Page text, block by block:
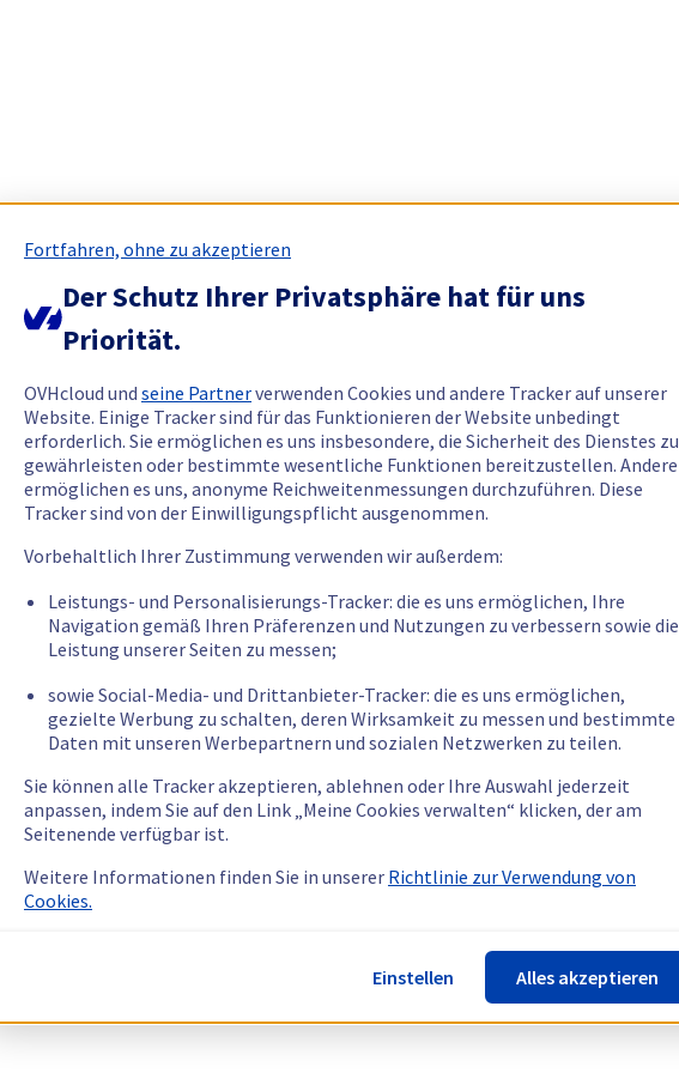
Fortfahren, ohne zu akzeptieren
Der Schutz Ihrer Privatsphäre hat für uns
Priorität.
OVHcloud und seine Partnerverwenden Cookies und andere Tracker auf unserer
Website. Einige Tracker sind für das Funktionieren der Website unbedingt
erforderlich. Sie ermöglichen es uns insbesondere, die Sicherheit des Dienstes zu
gewährleisten oder bestimmte wesentliche Funktionen bereitzustellen. Andere
ermöglichen es uns, anonyme Reichweitenmessungen durchzuführen. Diese
Tracker sind von der Einwilligungspflicht ausgenommen.
Vorbehaltlich Ihrer Zustimmung verwenden wir außerdem:
Leistungs- und Personalisierungs-Tracker: die es uns ermöglichen, Ihre
Navigation gemäß Ihren Präferenzen und Nutzungen zu verbessern sowie die
Leistung unserer Seiten zu messen;
sowie Social-Media- und Drittanbieter-Tracker: die es uns ermöglichen,
gezielte Werbung zu schalten, deren Wirksamkeit zu messen und bestimmte
Daten mit unseren Werbepartnern und sozialen Netzwerken zu teilen.
Sie können alle Tracker akzeptieren, ablehnen oder Ihre Auswahl jederzeit
anpassen, indem Sie auf den Link „Meine Cookies verwalten“ klicken, der am
Seitenende verfügbar ist.
Weitere Informationen finden Sie in unserer Richtlinie zur Verwendung von
Cookies.
Einstellen Alles akzeptieren